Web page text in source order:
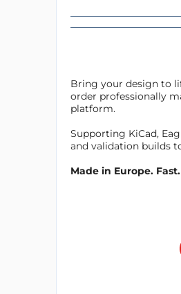
Bring your design to
order professionally
platform.
Supporting KiCad,
and validation builds
Made in Europe.